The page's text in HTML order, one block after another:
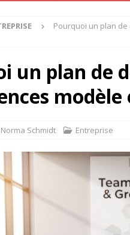
Pourquoi un plan
un plan de
modèle
Norma Schmidt Entreprise